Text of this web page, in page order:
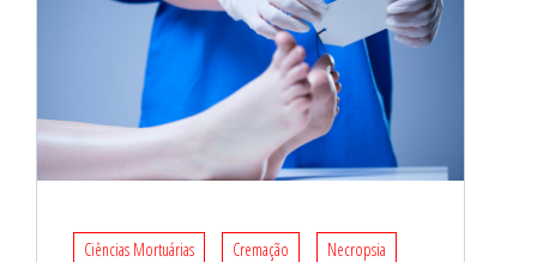
Ciências Mortuárias Cremação Necropsia